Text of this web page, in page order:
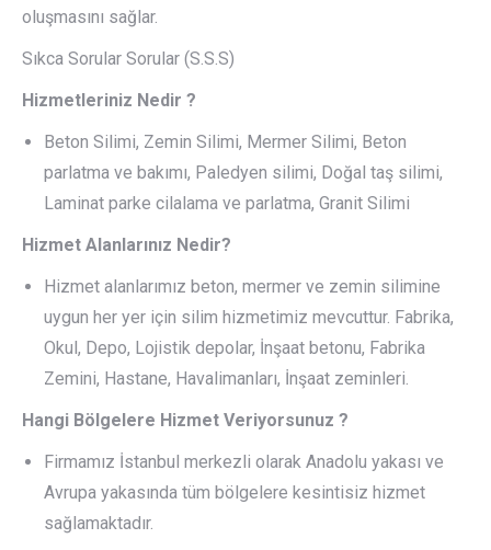
oluşmasını sağlar.
Sıkca Sorular Sorular (S.S.S)
Hizmetleriniz Nedir ?
Beton Silimi, Zemin Silimi, Mermer Silimi, Beton
parlatma ve bakımı, Paledyen silimi, Doğal taş silimi,
Laminat parke cilalama ve parlatma, Granit Silimi
Hizmet Alanlarınız Nedir?
Hizmet alanlarımız beton, mermer ve zemin silimine
uygun her yer için silim hizmetimiz mevcuttur. Fabrika,
Okul, Depo, Lojistik depolar, İnşaat betonu, Fabrika
Zemini, Hastane, Havalimanları, İnşaat zeminleri.
Hangi Bölgelere Hizmet Veriyorsunuz ?
Firmamız İstanbul merkezli olarak Anadolu yakası ve
Avrupa yakasında tüm bölgelere kesintisiz hizmet
sağlamaktadır.